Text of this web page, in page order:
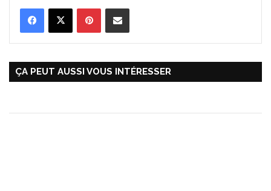
ÇA PEUT AUSSI VOUS INTÉRESSER